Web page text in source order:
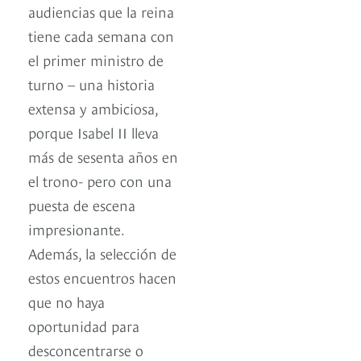
audiencias que la reina
tiene cada semana con
el primer ministro de
turno – una historia
extensa y ambiciosa,
porque Isabel II lleva
más de sesenta años en
el trono- pero con una
puesta de escena
impresionante.
Además, la selección de
estos encuentros hacen
que no haya
oportunidad para
desconcentrarse o